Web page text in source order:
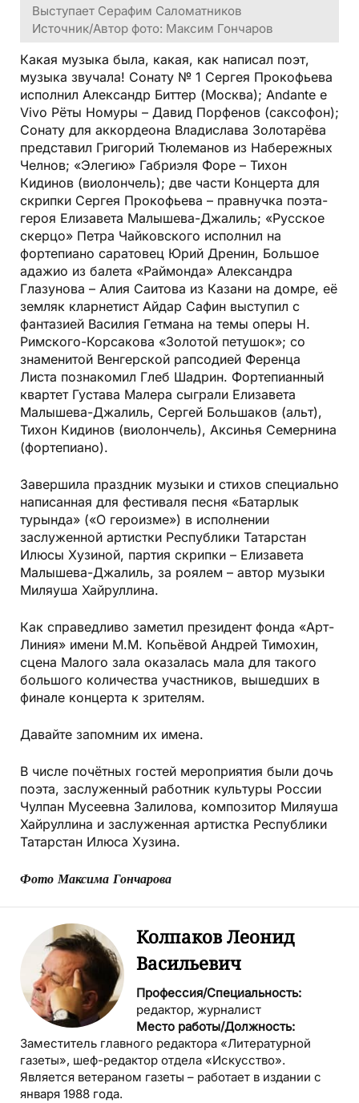
Выступает Серафим Саломатников
Источник/Автор фото: Максим Гончаров
Какая музыка была, какая, как написал поэт,
музыка звучала! Сонату № 1 Сергея Прокофьева
исполнил Александр Биттер (Москва); Andante e
Vivo Рёты Номуры – Давид Порфенов (саксофон);
Сонату для аккордеона Владислава Золотарёва
представил Григорий Тюлеманов из Набережных
Челнов; «Элегию» Габриэля Форе – Тихон
Кидинов (виолончель); две части Концерта для
скрипки Сергея Прокофьева – правнучка поэта-
героя Елизавета Малышева-Джалиль; «Русское
скерцо» Петра Чайковского исполнил на
фортепиано саратовец Юрий Дренин, Большое
адажио из балета «Раймонда» Александра
Глазунова – Алия Саитова из Казани на домре, её
земляк кларнетист Айдар Сафин выступил с
фантазией Василия Гетмана на темы оперы Н.
Римского-Корсакова «Золотой петушок»; со
знаменитой Венгерской рапсодией Ференца
Листа познакомил Глеб Шадрин. Фортепианный
квартет Густава Малера сыграли Елизавета
Малышева-Джалиль, Сергей Большаков (альт),
Тихон Кидинов (виолончель), Аксинья Семернина
(фортепиано).
Завершила праздник музыки и стихов специально
написанная для фестиваля песня «Батарлык
турында» («О героизме») в исполнении
заслуженной артистки Республики Татарстан
Илюсы Хузиной, партия скрипки – Елизавета
Малышева-Джалиль, за роялем – автор музыки
Миляуша Хайруллина.
Как справедливо заметил президент фонда «Арт-
Линия» имени М.М. Копьёвой Андрей Тимохин,
сцена Малого зала оказалась мала для такого
большого количества участников, вышедших в
финале концерта к зрителям.
Давайте запомним их имена.
В числе почётных гостей мероприятия были дочь
поэта, заслуженный работник культуры России
Чулпан Мусеевна Залилова, композитор Миляуша
Хайруллина и заслуженная артистка Республики
Татарстан Илюса Хузина.
Фото Максима Гончарова
Колпаков Леонид
Васильевич
Профессия/Специальность:
редактор, журналист
Место работы/Должность:
Заместитель главного редактора «Литературной
газеты», шеф-редактор отдела «Искусство».
Является ветераном газеты – работает в издании с
января 1988 года.